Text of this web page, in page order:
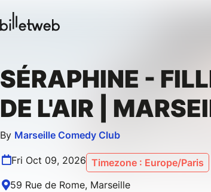
SÉRAPHINE -
DE L'AIR |
By Marseille Comedy Club
Fri Oct 09, 2026 Timezone : Europe/Paris
59 Rue de Rome, Marseille